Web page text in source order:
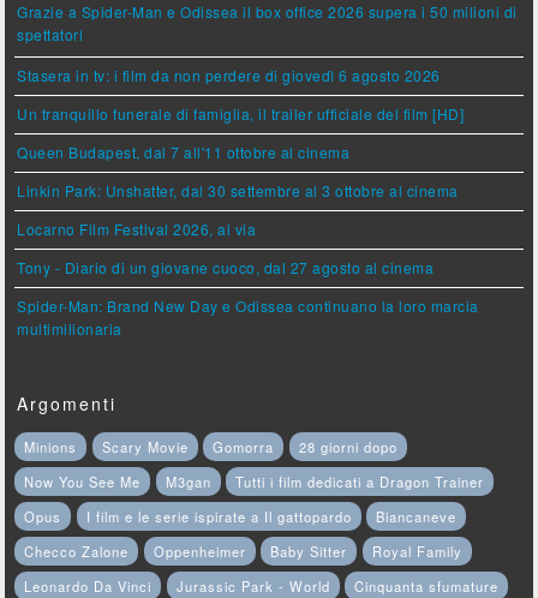
Grazie a Spider-Man e Odissea il box office 2026 supera i 50 milioni di
spettatori
Stasera in tv: i film da non perdere di giovedì 6 agosto 2026
Un tranquillo funerale di famiglia, il trailer ufficiale del film [HD]
Queen Budapest, dal 7 all'11 ottobre al cinema
Linkin Park: Unshatter, dal 30 settembre al 3 ottobre al cinema
Locarno Film Festival 2026, al via
Tony - Diario di un giovane cuoco, dal 27 agosto al cinema
Spider-Man: Brand New Day e Odissea continuano la loro marcia
multimilionaria
Argomenti
Minions Scary Movie Gomorra
28 giorni dopo
Now You See Me
M3gan
Tutti i film dedicati a Dragon Trainer
Opus
I film e le serie ispirate a Il gattopardo
Biancaneve
Checco Zalone
Oppenheimer Baby Sitter
Royal Family
Leonardo Da Vinci
Jurassic Park - World
Cinquanta sfumature